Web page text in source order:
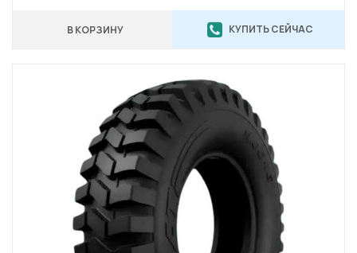
КУПИТЬ СЕЙЧАС
В КОРЗИНУ